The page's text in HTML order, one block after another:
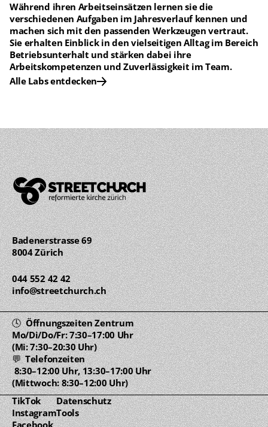
Während ihren Arbeitseinsätzen lernen sie die
verschiedenen Aufgaben im Jahresverlauf kennen und
machen sich mit den passenden Werkzeugen vertraut.
Sie erhalten Einblick in den vielseitigen Alltag im Bereich
Betriebsunterhalt und stärken dabei ihre
Arbeitskompetenzen und Zuverlässigkeit im Team.
Alle Labs entdecken
Badenerstrasse 69
8004 Zürich
044 552 42 42
info@streetchurch.ch
🕓  Öffnungszeiten Zentrum
Mo/Di/Do/Fr: 7:30–17:00 Uhr
(Mi: 7:30–20:30 Uhr)
💬  Telefonzeiten
8:30–12:00 Uhr, 13:30–17:00 Uhr
(Mittwoch: 8:30–12:00 Uhr)
Datenschutz
Tools
TikTok
Instagram